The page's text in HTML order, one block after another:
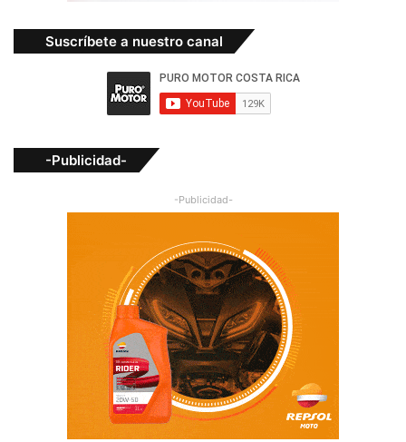
Suscríbete a nuestro canal
-Publicidad-
-Publicidad-